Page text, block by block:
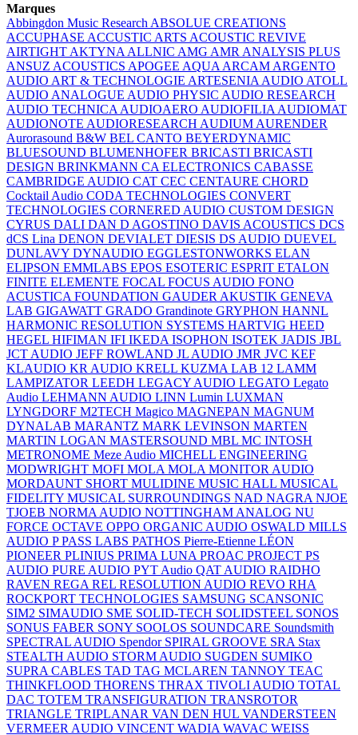
Marques
Abbingdon Music Research ABSOLUE CREATIONS
ACCUPHASE ACCUSTIC ARTS ACOUSTIC REVIVE
AIRTIGHT AKTYNA ALLNIC AMG AMR ANALYSIS PLUS
ANSUZ ACOUSTICS APOGEE AQUA ARCAM ARGENTO
AUDIO ART & TECHNOLOGIE ARTESENIA AUDIO ATOLL
AUDIO ANALOGUE AUDIO PHYSIC AUDIO RESEARCH
AUDIO TECHNICA AUDIOAERO AUDIOFILIA AUDIOMAT
AUDIONOTE AUDIORESEARCH AUDIUM AURENDER
Aurorasound B&W BEL CANTO BEYERDYNAMIC
BLUESOUND BLUMENHOFER BRICASTI BRICASTI
DESIGN BRINKMANN CA ELECTRONICS CABASSE
CAMBRIDGE AUDIO CAT CEC CENTAURE CHORD
Cocktail Audio CODA TECHNOLOGIES CONVERT
TECHNOLOGIES CORNERED AUDIO CUSTOM DESIGN
CYRUS DALI DAN D AGOSTINO DAVIS ACOUSTICS DCS
dCS Lina DENON DEVIALET DIESIS DS AUDIO DUEVEL
DUNLAVY DYNAUDIO EGGLESTONWORKS ELAN
ELIPSON EMMLABS EPOS ESOTERIC ESPRIT ETALON
FINITE ELEMENTE FOCAL FOCUS AUDIO FONO
ACUSTICA FOUNDATION GAUDER AKUSTIK GENEVA
LAB GIGAWATT GRADO Grandinote GRYPHON HANNL
HARMONIC RESOLUTION SYSTEMS HARTVIG HEED
HEGEL HIFIMAN IFI IKEDA ISOPHON ISOTEK JADIS JBL
JCT AUDIO JEFF ROWLAND JL AUDIO JMR JVC KEF
KLAUDIO KR AUDIO KRELL KUZMA LAB 12 LAMM
LAMPIZATOR LEEDH LEGACY AUDIO LEGATO Legato
Audio LEHMANN AUDIO LINN Lumin LUXMAN
LYNGDORF M2TECH Magico MAGNEPAN MAGNUM
DYNALAB MARANTZ MARK LEVINSON MARTEN
MARTIN LOGAN MASTERSOUND MBL MC INTOSH
METRONOME Meze Audio MICHELL ENGINEERING
MODWRIGHT MOFI MOLA MOLA MONITOR AUDIO
MORDAUNT SHORT MULIDINE MUSIC HALL MUSICAL
FIDELITY MUSICAL SURROUNDINGS NAD NAGRA NJOE
TJOEB NORMA AUDIO NOTTINGHAM ANALOG NU
FORCE OCTAVE OPPO ORGANIC AUDIO OSWALD MILLS
AUDIO PPASS LABS PATHOS Pierre-Etienne LÉON
PIONEER PLINIUS PRIMA LUNA PROAC PROJECT PS
AUDIO PURE AUDIO PYT Audio QAT AUDIO RAIDHO
RAVEN REGA REL RESOLUTION AUDIO REVO RHA
ROCKPORT TECHNOLOGIES SAMSUNG SCANSONIC
SIM2 SIMAUDIO SME SOLID-TECH SOLIDSTEEL SONOS
SONUS FABER SONY SOOLOS SOUNDCARE Soundsmith
SPECTRAL AUDIO Spendor SPIRAL GROOVE SRA Stax
STEALTH AUDIO STORM AUDIO SUGDEN SUMIKO
SUPRA CABLES TAD TAG MCLAREN TANNOY TEAC
THINKFLOOD THORENS THRAX TIVOLI AUDIO TOTAL
DAC TOTEM TRANSFIGURATION TRANSROTOR
TRIANGLE TRIPLANAR VAN DEN HUL VANDERSTEEN
VERMEER AUDIO VINCENT WADIA WAVAC WEISS